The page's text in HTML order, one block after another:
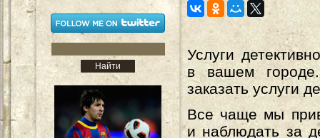
Услуги
в вашем
заказать услуги
Все чаще мы
и наблюдать за